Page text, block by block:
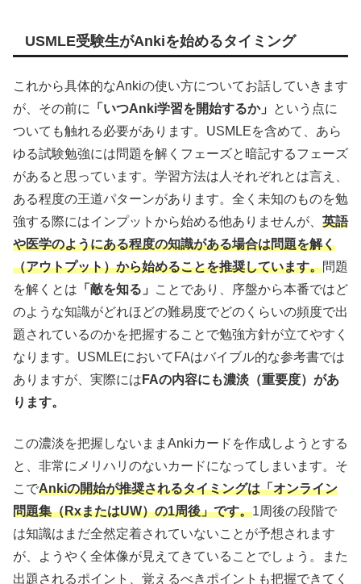
USMLE受験生がAnkiを始めるタイミング
これから具体的なAnkiの使い方についてお話していきます
が、その前に 「いつAnki学習を開始するか」
という点に
ついても触れる必要があります。USMLEを含めて、あら
ゆる試験勉強には問題を解くフェーズと暗記するフェーズ
があると思っています。学習方法は人それぞれとは言え、
ある程度の王道パターンがあります。全く未知のものを勉
強する際にはインプットから始める他ありませんが、 英語
や医学のようにある程度の知識がある場合は問題を解く
（アウトプット）から始めることを推奨しています。問題
を解くとは 「敵を知る」
ことであり、序盤から本番ではど
のような知識がどれほどの難易度でどのくらいの頻度で出
題されているのかを把握することで勉強方針が立てやすく
なります。USMLEにおいてFAはバイブル的な参考書では
ありますが、実際には FAの内容にも濃淡（重要度）があ
ります。
この濃淡を把握しないままAnkiカードを作成しようとする
と、非常にメリハリのないカードになってしまいます。そ
こでAnkiの開始が推奨されるタイミングは「オンライン
問題集（RxまたはUW）の1周後」です。1周後の段階で
は知識はまだ全然定着されていないことが予想されます
が、ようやく全体像が見えてきていることでしょう。また
出題されるポイント、覚えるべきポイントも把握できてく